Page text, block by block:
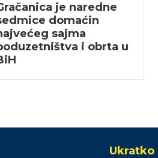
je naredne
domaćin
sajma
i obrta u
Ukratko